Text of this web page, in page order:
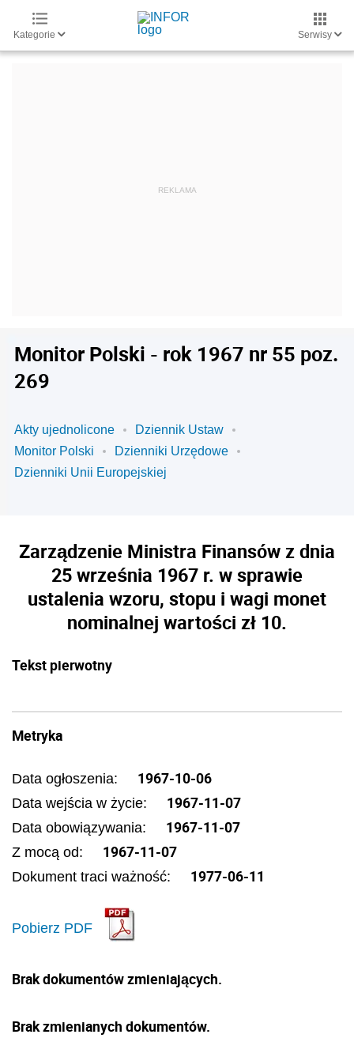
Kategorie Serwisy
Monitor Polski - rok 1967 nr 55 poz.
269
Akty ujednolicone
Dziennik Ustaw
Monitor Polski
Dzienniki Urzędowe
Dzienniki Unii Europejskiej
Zarządzenie Ministra Finansów z dnia
25 września 1967 r. w sprawie
ustalenia wzoru, stopu i wagi monet
nominalnej wartości zł 10.
Tekst pierwotny
Metryka
Data ogłoszenia: 1967-10-06
Data wejścia w życie: 1967-11-07
Data obowiązywania: 1967-11-07
Z mocą od: 1967-11-07
Dokument traci ważność: 1977-06-11
Pobierz PDF
Brak dokumentów zmieniających.
Brak zmienianych dokumentów.